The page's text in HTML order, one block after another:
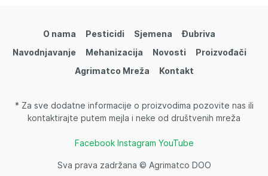
O nama Pesticidi Sjemena
Đubriva
Navodnjavanje
Mehanizacija Novosti
Proizvođači
Agrimatco Mreža
Kontakt
* Za sve dodatne informacije o proizvodima pozovite nas ili
kontaktirajte putem mejla i neke od društvenih mreža
Facebook Instagram YouTube
Sva prava zadržana © Agrimatco DOO